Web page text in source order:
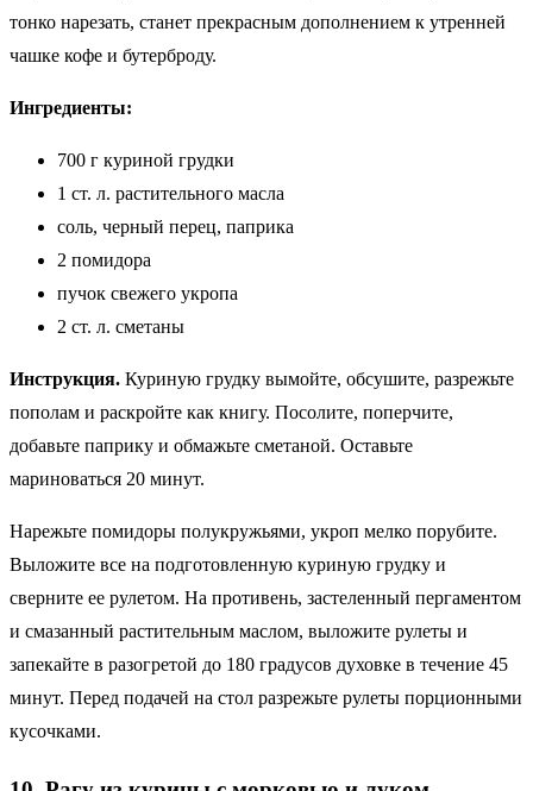
тонко нарезать, станет прекрасным дополнением к утренней
чашке кофе и бутерброду.
Ингредиенты:
700 г куриной грудки
1 ст. л. растительного масла
соль, черный перец, паприка
2 помидора
пучок свежего укропа
2 ст. л. сметаны
Инструкция. Куриную грудку вымойте, обсушите, разрежьте
пополам и раскройте как книгу. Посолите, поперчите,
добавьте паприку и обмажьте сметаной. Оставьте
мариноваться 20 минут.
Нарежьте помидоры полукружьями, укроп мелко порубите.
Выложите все на подготовленную куриную грудку и
сверните ее рулетом. На противень, застеленный пергаментом
и смазанный растительным маслом, выложите рулеты и
запекайте в разогретой до 180 градусов духовке в течение 45
минут. Перед подачей на стол разрежьте рулеты порционными
кусочками.